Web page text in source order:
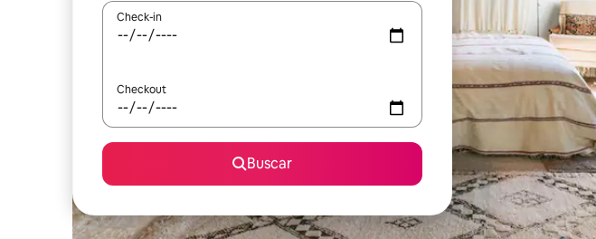
Check-in
Checkout
Buscar